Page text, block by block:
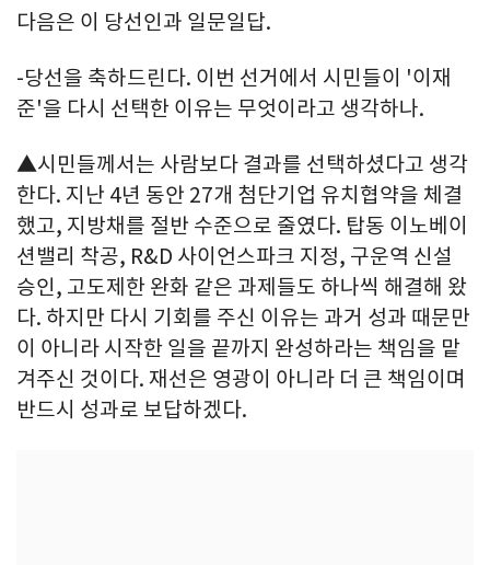
다음은 이 당선인과 일문일답.
-당선을 축하드린다. 이번 선거에서 시민들이 '이재
준'을 다시 선택한 이유는 무엇이라고 생각하나.
▲시민들께서는 사람보다 결과를 선택하셨다고 생각
한다. 지난 4년 동안 27개 첨단기업 유치협약을 체결
했고, 지방채를 절반 수준으로 줄였다. 탑동 이노베이
션밸리 착공, R&D 사이언스파크 지정, 구운역 신설
승인, 고도제한 완화 같은 과제들도 하나씩 해결해 왔
다. 하지만 다시 기회를 주신 이유는 과거 성과 때문만
이 아니라 시작한 일을 끝까지 완성하라는 책임을 맡
겨주신 것이다. 재선은 영광이 아니라 더 큰 책임이며
반드시 성과로 보답하겠다.